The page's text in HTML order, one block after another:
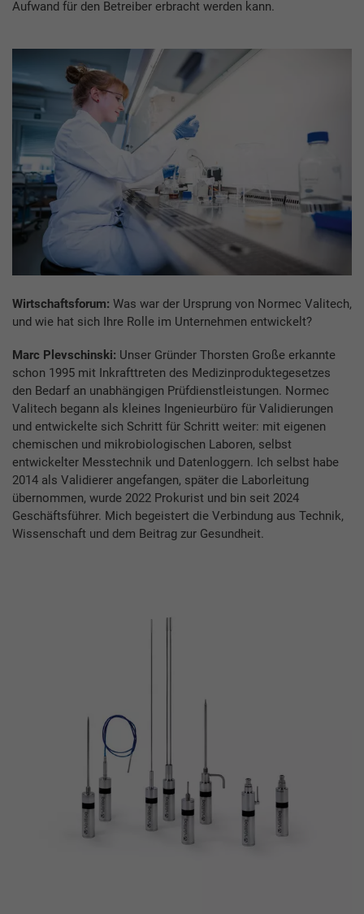
Aufwand für den Betreiber erbracht werden kann.
Wirtschaftsforum: Was war der Ursprung von Normec Valitech,
und wie hat sich Ihre Rolle im Unternehmen entwickelt?
Marc Plevschinski: Unser Gründer Thorsten Große erkannte
schon 1995 mit Inkrafttreten des Medizinproduktegesetzes
den Bedarf an unabhängigen Prüfdienstleistungen. Normec
Valitech begann als kleines Ingenieurbüro für Validierungen
und entwickelte sich Schritt für Schritt weiter: mit eigenen
chemischen und mikrobiologischen Laboren, selbst
entwickelter Messtechnik und Datenloggern. Ich selbst habe
2014 als Validierer angefangen, später die Laborleitung
übernommen, wurde 2022 Prokurist und bin seit 2024
Geschäftsführer. Mich begeistert die Verbindung aus Technik,
Wissenschaft und dem Beitrag zur Gesundheit.